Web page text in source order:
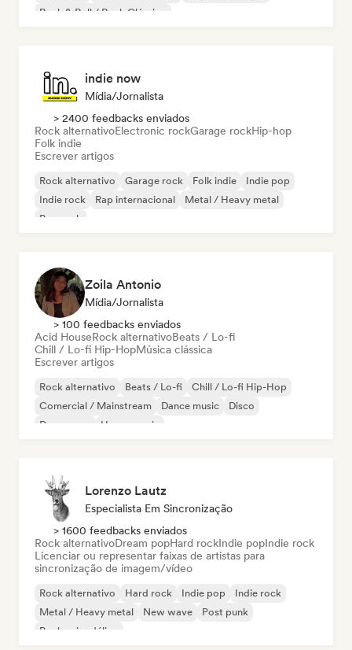
Rock & Roll / Rock Clássico
indie now
Mídia/Jornalista
> 2400 feedbacks enviados
Rock alternativoElectronic rockGarage rockHip-hop
Folk indie
Escrever artigos
Rock alternativo Garage rock Folk indie
Indie pop
Indie rock
Rap internacional
Metal / Heavy metal
Pop rock
Zoila Antonio
Mídia/Jornalista
> 100 feedbacks enviados
Acid HouseRock alternativoBeats / Lo-fi
Chill / Lo-fi Hip-HopMúsica clássica
Escrever artigos
Rock alternativo Beats / Lo-fi
Chill / Lo-fi Hip-Hop
Comercial / Mainstream
Dance music
Disco
Dream pop
House music
Lorenzo Lautz
Especialista Em Sincronização
> 1600 feedbacks enviados
Rock alternativoDream popHard rockIndie popIndie rock
Licenciar ou representar faixas de artistas para
sincronização de imagem/vídeo
Rock alternativo Hard rock Indie pop
Indie rock
Metal / Heavy metal
New wave
Post punk
Rock psicodélico